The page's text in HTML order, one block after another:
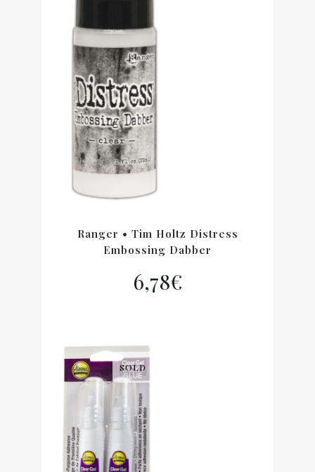
Ranger • Tim Holtz Distress
Embossing Dabber
6,78€
SOLD